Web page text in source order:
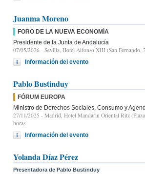
Juanma Moreno
FORO DE LA NUEVA ECONOMÍA
Presidente de la Junta de Andalucía
07/05/2026 - Sevilla, Hotel Alfonso XIII (San Fernando,
Información del evento
Pablo Bustinduy
FÓRUM EUROPA
Ministro de Derechos Sociales, Consumo y
27/11/2025 - Madrid, Hotel Mandarin Oriental Ritz
horas
Información del evento
Yolanda Díaz Pérez
Presentadora de Pablo Bustinduy